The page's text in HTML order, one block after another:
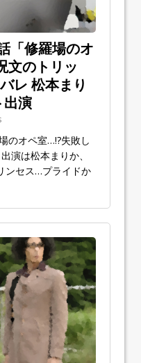
「修羅場のオ
文のトリッ
レ 松本まり
出演
のオペ室…!?失敗し
演は松本まりか、
ンセス…プライドか